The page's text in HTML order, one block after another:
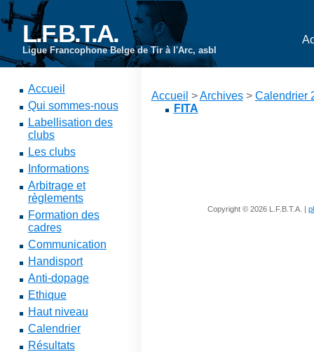
L.F.B.T.A.
Ligue Francophone Belge de Tir à l'Arc, asbl
Accueil
Qui sommes-nous
Labellisation des
clubs
Les clubs
Informations
Arbitrage et
règlements
Formation des
cadres
Communication
Handisport
Anti-dopage
Ethique
Haut niveau
Calendrier
Résultats
Accueil >Archives> Calendrier
FITA
Copyright © 2026 L.F.B.T.A. |